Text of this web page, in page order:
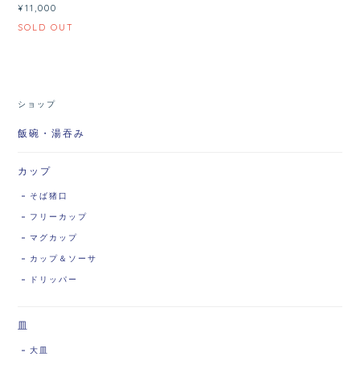
¥11,000
SOLD OUT
ショップ
飯碗・湯吞み
カップ
そば猪口
フリーカップ
マグカップ
カップ＆ソーサ
ドリッパー
皿
大皿